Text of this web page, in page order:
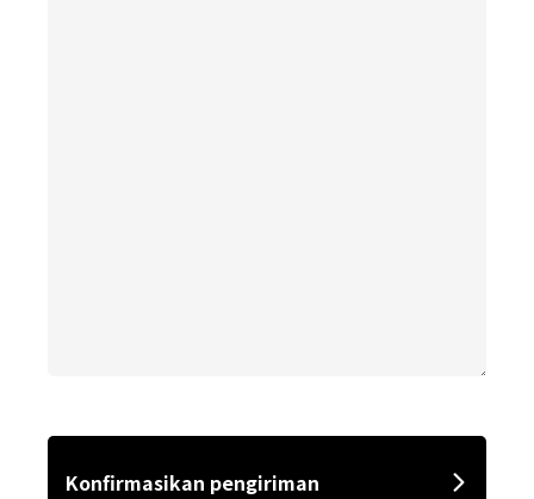
Konfirmasikan pengiriman